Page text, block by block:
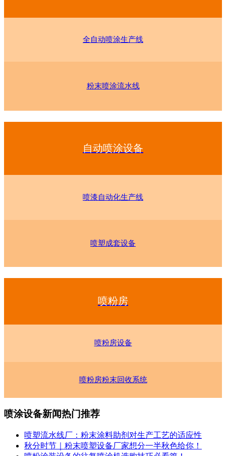
全自动喷涂生产线
粉末喷涂流水线
自动喷涂设备
喷漆自动化生产线
喷塑成套设备
喷粉房
喷粉房设备
喷粉房粉末回收系统
喷涂设备新闻热门推荐
喷塑流水线厂：粉末涂料助剂对生产工艺的适应性
秋分时节｜粉末喷塑设备厂家想分一半秋色给你！